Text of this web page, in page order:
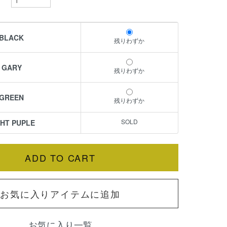
残りわずか
GARY 残りわずか
残りわずか
PUPLE
お気に入りアイテムに追加